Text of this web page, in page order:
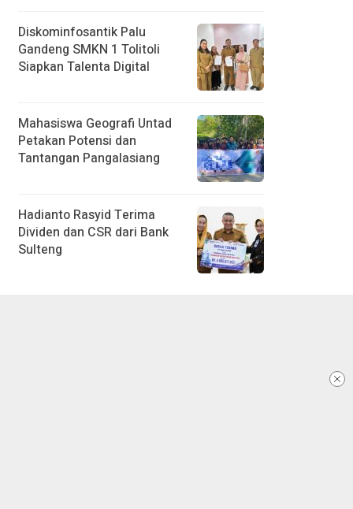
Diskominfosantik Palu
Gandeng SMKN 1 Tolitoli
Siapkan Talenta Digital
Mahasiswa Geografi Untad
Petakan Potensi dan
Tantangan Pangalasiang
Hadianto Rasyid Terima
Dividen dan CSR dari Bank
Sulteng